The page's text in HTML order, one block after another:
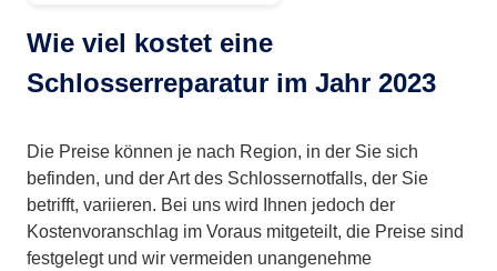
Wie viel kostet eine
Schlosserreparatur im Jahr 2023
Die Preise können je nach Region, in der Sie sich
befinden, und der Art des Schlossernotfalls, der Sie
betrifft, variieren. Bei uns wird Ihnen jedoch der
Kostenvoranschlag im Voraus mitgeteilt, die Preise sind
festgelegt und wir vermeiden unangenehme